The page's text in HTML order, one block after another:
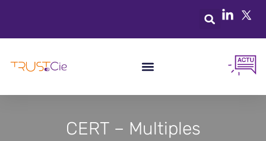
CERT – Multiples